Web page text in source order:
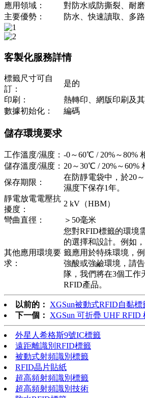
應用領域：
對防水或防撕裂、耐
主要優勢：
防水、快速讀取、多
客製化服務詳情
標籤尺寸可自
訂：
是的
印刷：
熱轉印、網版印刷及其
數據初始化：
編碼
儲存環境要求
工作溫度/濕度： -0～60℃ / 20%～80%
儲存溫度/濕度： 20～30℃ / 20%～60%
保存期限：
在防靜電袋中，於20
濕度下保存1年。
靜電放電電壓抗
擾度：
2 kV（HBM）
彎曲直徑：
＞50毫米
其他應用環境要
求：
您對RFID標籤的環境
的選擇和設計。例如
籤應用於特殊環境，
強酸或強鹼環境，請
隊，我們將在3個工作
RFID產品。
以前的：
XGSun被動式RFID自黏標
下一個：
XGSun 可折疊 UHF RFID
外星人希格斯9號IC標籤
遠距離識別RFID標籤
被動式射頻識別標籤
RFID晶片貼紙
超高頻射頻識別標籤
超高頻射頻識別技術